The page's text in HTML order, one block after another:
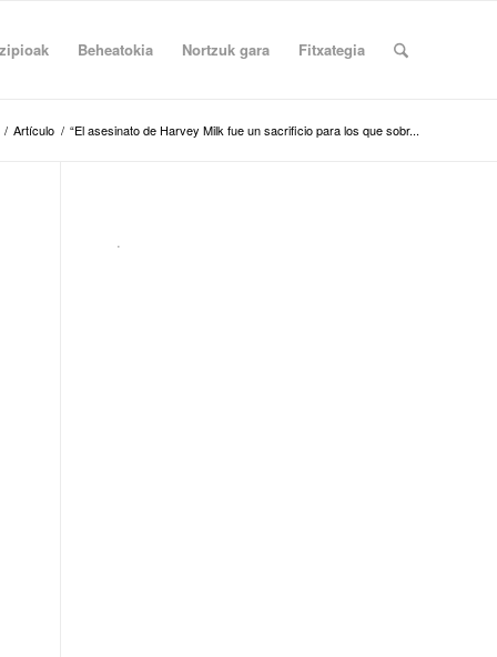
Beheatokia Nortzuk gara Fitxategia
/ Artículo / “El asesinato de Harvey Milk fue un sacrificio para los que sobr...
.